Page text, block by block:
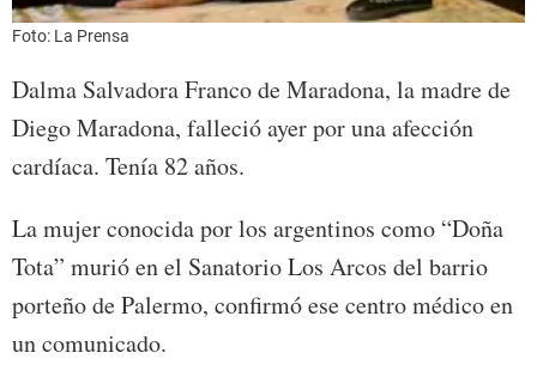
Foto: La Prensa
Dalma Salvadora Franco de Maradona, la madre de
Diego Maradona, falleció ayer por una afección
cardíaca. Tenía 82 años.
La mujer conocida por los argentinos como “Doña
Tota” murió en el Sanatorio Los Arcos del barrio
porteño de Palermo, confirmó ese centro médico en
un comunicado.